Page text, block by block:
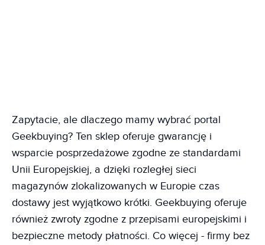
Zapytacie, ale dlaczego mamy wybrać portal
Geekbuying? Ten sklep oferuje gwarancję i
wsparcie posprzedażowe zgodne ze standardami
Unii Europejskiej, a dzięki rozległej sieci
magazynów zlokalizowanych w Europie czas
dostawy jest wyjątkowo krótki. Geekbuying oferuje
również zwroty zgodne z przepisami europejskimi i
bezpieczne metody płatności. Co więcej - firmy bez